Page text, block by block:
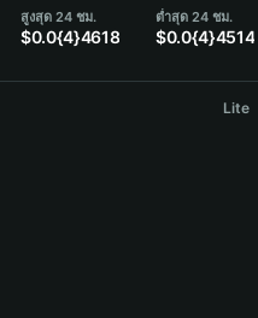
สูงสุด 24 ชม.
$0.0{4}4618
ต่ำสุด 24 ชม.
$0.0{4}4514
Lite